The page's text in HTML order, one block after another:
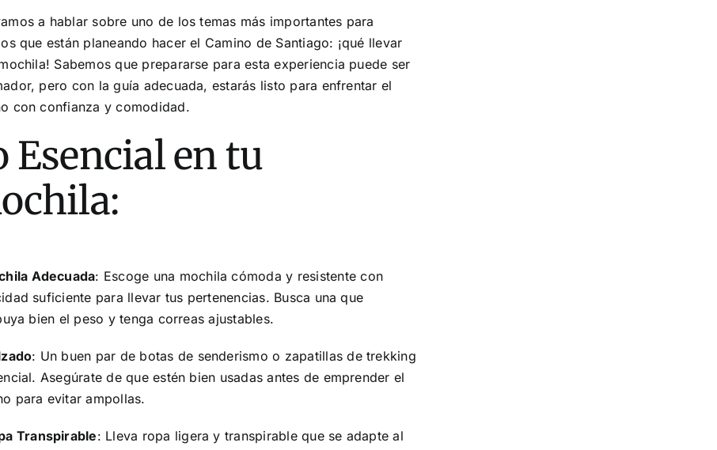
a hablar sobre uno de los temas más importantes para
que están planeando hacer el Camino de Santiago: ¡qué llevar
Sabemos que prepararse para esta experiencia puede ser
pero con la guía adecuada, estarás listo para enfrentar el
con confianza y comodidad.
Esencial en tu
Adecuada: Escoge una mochila cómoda y resistente con
suficiente para llevar tus pertenencias. Busca una que
bien el peso y tenga correas ajustables.
: Un buen par de botas de senderismo o zapatillas de trekking
Asegúrate de que estén bien usadas antes de emprender el
para evitar ampollas.
Transpirable: Lleva ropa ligera y transpirable que se adapte al